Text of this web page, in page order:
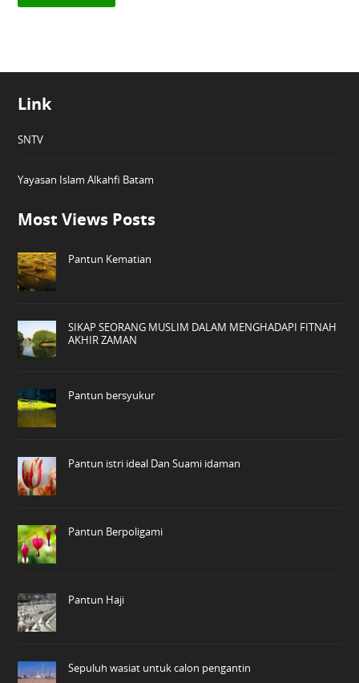
Link
SNTV
Yayasan Islam Alkahfi Batam
Most Views Posts
Pantun Kematian
SIKAP SEORANG MUSLIM DALAM MENGHADAPI FITNAH
AKHIR ZAMAN
Pantun bersyukur
Pantun istri ideal Dan Suami idaman
Pantun Berpoligami
Pantun Haji
Sepuluh wasiat untuk calon pengantin